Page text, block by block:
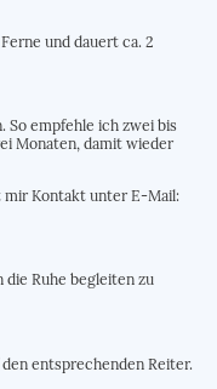
und dauert ca. 2
So empfehle ich zwei bis
Monaten, damit wieder
mir Kontakt unter E-Mail:
die Ruhe begleiten zu
entsprechenden Reiter.